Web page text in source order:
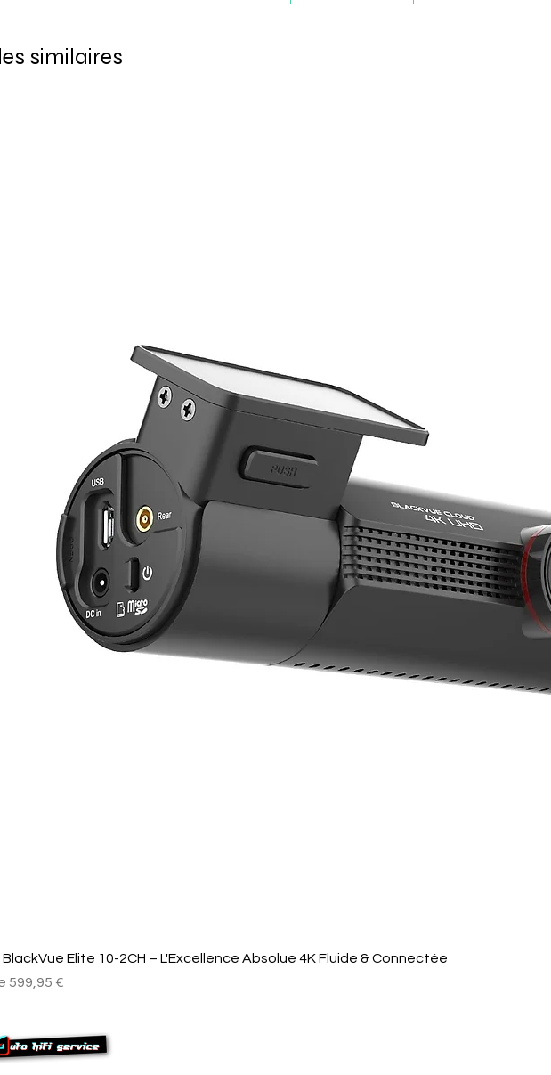
similaires
Aperçu rapide
Elite 10-2CH – L'Excellence Absolue 4K Fluide & Connectée
599,95 €